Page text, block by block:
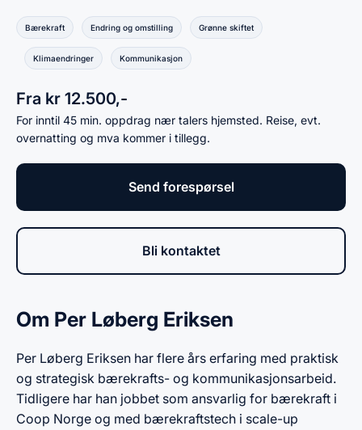
Bærekraft Endring og omstilling Grønne skiftet
Klimaendringer Kommunikasjon
Fra kr 12.500,-
For inntil 45 min. oppdrag nær talers hjemsted. Reise, evt.
overnatting og mva kommer i tillegg.
Send forespørsel
Bli kontaktet
Om Per Løberg Eriksen
Per Løberg Eriksen har flere års erfaring med praktisk
og strategisk bærekrafts- og kommunikasjonsarbeid.
Tidligere har han jobbet som ansvarlig for bærekraft i
Coop Norge og med bærekraftstech i scale-up